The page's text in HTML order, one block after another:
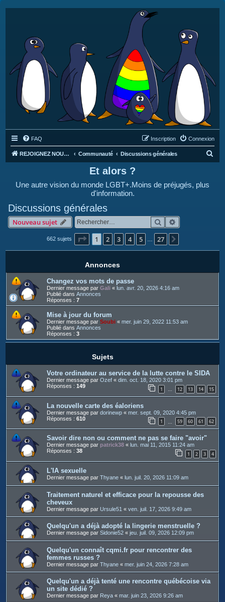
FAQ Connexion
Inscription
REJOIGNEZ NOUS SUR DISCORD : https://discord.gg/4C2Bvub Communauté Discussions générales
e
Et alors ?
Une autre vision du monde LGBT+.Moins de préjugés, plus
d'information.
Discussions générales
Nouveau sujet Rechercher
662 sujets Page 1sur27
1 2 3 4 5 27
Annonces
Changez vos mots de passe
Dernier message par Gali « lun. avr. 20, 2026 4:16 am
Publié dans Annonces
Réponses : 7
Mise à jour du forum
Dernier message par Soubi « mer. juin 29, 2022 11:53 am
Publié dans Annonces
Réponses : 3
Sujets
Votre ordinateur au service de la lutte contre le SIDA
Dernier message par Ozef « dim. oct. 18, 2020 3:01 pm
Réponses : 149 1 … 12 13 14 15
La nouvelle carte des éaloriens
Dernier message par dorinewp « mer. sept. 09, 2020 4:45 pm
Réponses : 610 1 59 60 61 62
Savoir dire non ou comment ne pas se faire "avoir"
Dernier message par patrick38 « lun. mai 11, 2015 11:24 am
Réponses : 38 1 2 3 4
L'IA sexuelle
Dernier message par Thyane « lun. juil. 20, 2026 11:09 am
Traitement naturel et efficace pour la repousse des
cheveux
Dernier message par Ursule51 « ven. juil. 17, 2026 9:49 am
Quelqu'un a déjà adopté la lingerie menstruelle ?
Dernier message par Sidonie52 « jeu. juil. 09, 2026 12:09 pm
Quelqu'un connaît cqmi.fr pour rencontrer des
femmes russes ?
Dernier message par Thyane « mer. juin 24, 2026 7:28 am
Quelqu'un a déjà tenté une rencontre québécoise via
un site dédié ?
Dernier message par Reya « mar. juin 23, 2026 9:26 am